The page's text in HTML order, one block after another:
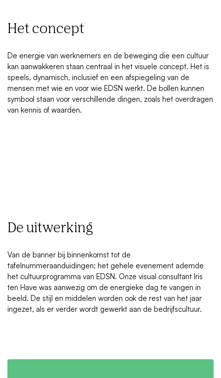
Het concept
De energie van werknemers en de beweging die een cultuur
kan aanwakkeren staan centraal in het visuele concept. Het is
speels, dynamisch, inclusief en een afspiegeling van de
mensen met wie en voor wie EDSN werkt. De bollen kunnen
symbool staan voor verschillende dingen, zoals het overdragen
van kennis of waarden.
De uitwerking
Van de banner bij binnenkomst tot de
tafelnummeraanduidingen; het gehele evenement ademde
het cultuurprogramma van EDSN. Onze visual consultant Iris
ten Have was aanwezig om de energieke dag te vangen in
beeld. De stijl en middelen worden ook de rest van het jaar
ingezet, als er verder wordt gewerkt aan de bedrijfscultuur.